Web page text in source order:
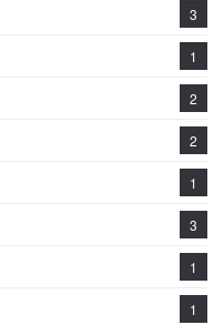
3
1
2
2
1
3
1
1